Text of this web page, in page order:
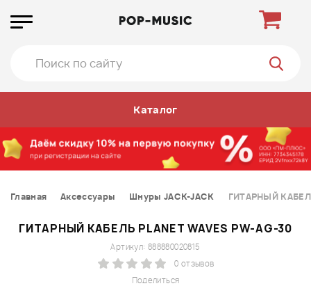
Каталог
Главная Аксессуары Шнуры JACK-JACK ГИТАРНЫЙ КАБЕЛЬ
ГИТАРНЫЙ КАБЕЛЬ PLANET WAVES PW-AG-30
Поделиться
Артикул: 888880020815
0 отзывов